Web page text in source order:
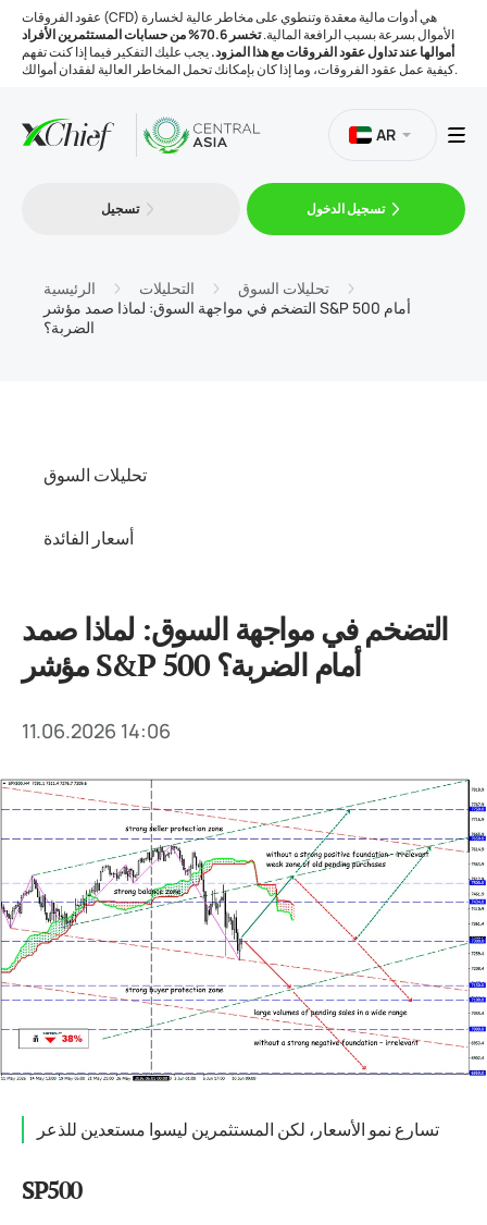
عقود الفروقات (CFD) هي أدوات مالية معقدة وتنطوي على مخاطر عالية لخسارة
الأموال بسرعة بسبب الرافعة المالية.
تخسر 70.6% من حسابات المستثمرين الأفراد
أموالها عند تداول عقود الفروقات مع هذا المزود.يجب عليك التفكير فيما إذا كنت تفهم
كيفية عمل عقود الفروقات، وما إذا كان بإمكانك تحمل المخاطر العالية لفقدان أموالك.
المنصات
AR
تسجيل تسجيل الدخول
الرئيسية التحليلات
تحليلات السوق
التضخم في مواجهة السوق: لماذا صمد مؤشر S&P 500 أمام
الضربة؟
تحليلات السوق
أسعار الفائدة
التضخم في مواجهة السوق: لماذا صمد
مؤشر S&P 500 أمام الضربة؟
11.06.2026 14:06
تسارع نمو الأسعار، لكن المستثمرين ليسوا مستعدين للذعر
SP500